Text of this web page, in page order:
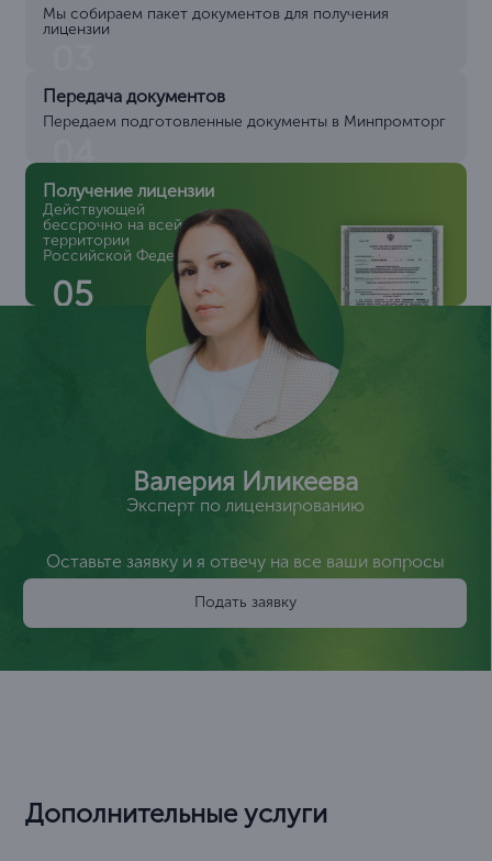
Мы собираем пакет документов для получения
лицензии
Передача документов
Передаем подготовленные документы в Минпромторг
04
Получение лицензии
Действующей
бессрочно на всей
территории
Российской Федерации
05
Валерия Иликеева
Эксперт по лицензированию
Оставьте заявку и я отвечу на все ваши вопросы
Подать заявку
Дополнительные услуги